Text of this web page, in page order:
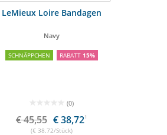
LeMieux Loire Bandagen
Navy
SCHNÄPPCHEN RABATT 15%
(0)
€ 45,55 € 38,721
(€ 38,72/Stück)